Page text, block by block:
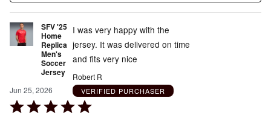
SFV '25
Home
Replica
Men's
Soccer
Jersey
Jun 25, 2026
Rated
I was very happy with the
jersey. It was delivered on time
and fits very nice
Robert R
VERIFIED PURCHASER